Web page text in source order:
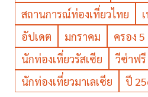
สถานการณ์ท่องเที่ยวไทย
อัปเดต
มกราคม
ครอง
นักท่องเที่ยวรัสเซีย
วีซ่าฟรี
นักท่องเที่ยวมาเลเซีย
ปี